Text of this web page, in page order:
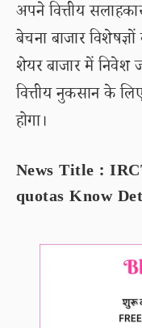
अपने वित्तीय
बेचना बाजार
शेयर बाजार में निवेश
वित्तीय नुकसान के लिए
होगा।
News Title :
quotas Know